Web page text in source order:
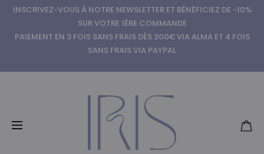
INSCRIVEZ-VOUS À NOTRE NEWSLETTER ET BÉNÉFICIEZ DE -10%
SUR VOTRE 1ÈRE COMMANDE
PAIEMENT EN 3 FOIS SANS FRAIS DÈS 200€ VIA ALMA ET 4 FOIS
SANS FRAIS VIA PAYPAL